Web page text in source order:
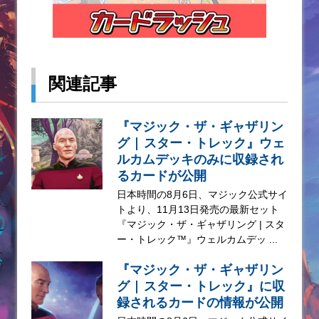
関連記事
『マジック・ザ・ギャザリン
グ | スター・トレック』ウェ
ルカムデッキのみに収録され
るカードが公開
日本時間の8月6日、マジック公式サイ
トより、11月13日発売の最新セット
『マジック・ザ・ギャザリング | スタ
ー・トレック™』ウェルカムデッ ...
『マジック・ザ・ギャザリン
グ | スター・トレック』に収
録されるカードの情報が公開